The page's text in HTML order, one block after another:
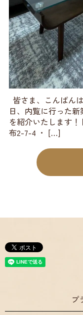
皆さま、こんばん
日、内覧に行った新
を紹介いたします
布2-7-4 ・ […]
プ